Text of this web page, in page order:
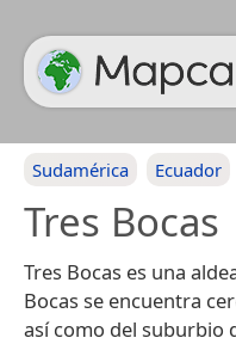
Sudamérica Ecuador
Tres Bocas
Tres Bocas es una
Bocas se encuentra
así como del suburbio